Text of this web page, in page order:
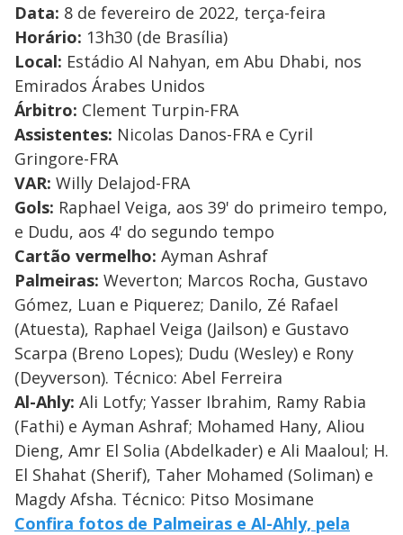
Data: 8 de fevereiro de 2022, terça-feira
Horário: 13h30 (de Brasília)
Local: Estádio Al Nahyan, em Abu Dhabi, nos
Emirados Árabes Unidos
Árbitro: Clement Turpin-FRA
Assistentes: Nicolas Danos-FRA e Cyril
Gringore-FRA
VAR: Willy Delajod-FRA
Gols: Raphael Veiga, aos 39' do primeiro tempo,
e Dudu, aos 4' do segundo tempo
Cartão vermelho: Ayman Ashraf
Palmeiras: Weverton; Marcos Rocha, Gustavo
Gómez, Luan e Piquerez; Danilo, Zé Rafael
(Atuesta), Raphael Veiga (Jailson) e Gustavo
Scarpa (Breno Lopes); Dudu (Wesley) e Rony
(Deyverson). Técnico: Abel Ferreira
Al-Ahly: Ali Lotfy; Yasser Ibrahim, Ramy Rabia
(Fathi) e Ayman Ashraf; Mohamed Hany, Aliou
Dieng, Amr El Solia (Abdelkader) e Ali Maaloul; H.
El Shahat (Sherif), Taher Mohamed (Soliman) e
Magdy Afsha. Técnico: Pitso Mosimane
Confira fotos de Palmeiras e Al-Ahly, pela